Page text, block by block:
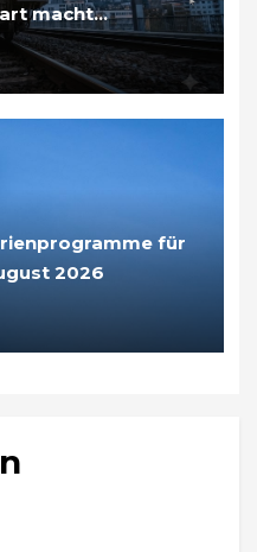
macht
für
2026